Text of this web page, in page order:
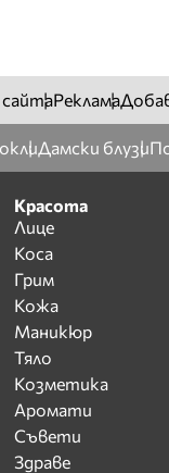
сайтаРеклама
Дамски блузи
Красота
Лице
Коса
Грим
Кожа
Маникюр
Тяло
Козметика
Аромати
Съвети
Здраве